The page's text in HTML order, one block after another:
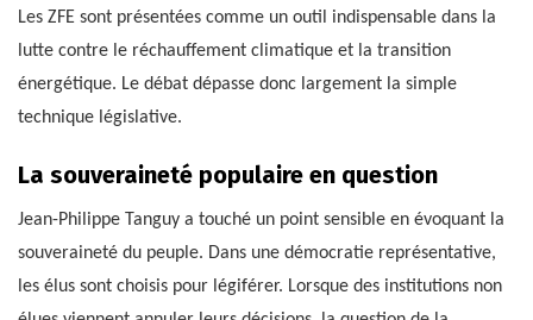
Les ZFE sont présentées comme un outil indispensable dans la
lutte contre le réchauffement climatique et la transition
énergétique. Le débat dépasse donc largement la simple
technique législative.
La souveraineté populaire en question
Jean-Philippe Tanguy a touché un point sensible en évoquant la
souveraineté du peuple. Dans une démocratie représentative,
les élus sont choisis pour légiférer. Lorsque des institutions non